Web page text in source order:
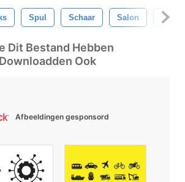
Spul Schaar Salon
Dit Bestand Hebben
Ook
Afbeeldingen gesponsord